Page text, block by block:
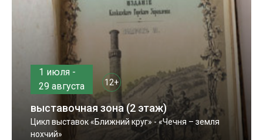
1 июля -
29 августа
12+
выставочная зона (2 этаж)
Цикл выставок «Ближний круг» - «Чечня – земля
нохчий»